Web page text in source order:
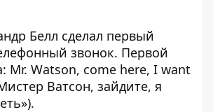
Белл сделал первый
звонок. Первой
Mr. Watson, come here, I want
Ватсон, зайдите, я